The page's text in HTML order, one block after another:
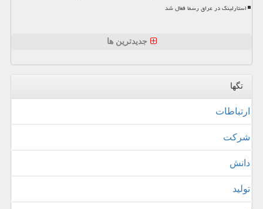
استارلینک در عراق رسما فعال شد
جدیدترین ها
تگها
ارتباطات
شركت
دانش
تولید